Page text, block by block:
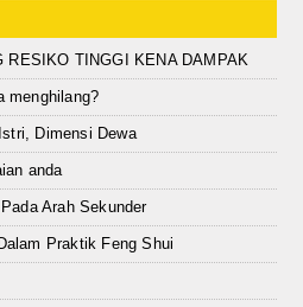
RESIKO TINGGI KENA DAMPAK
menghilang?
Dimensi Dewa
anda
Arah Sekunder
Praktik Feng Shui